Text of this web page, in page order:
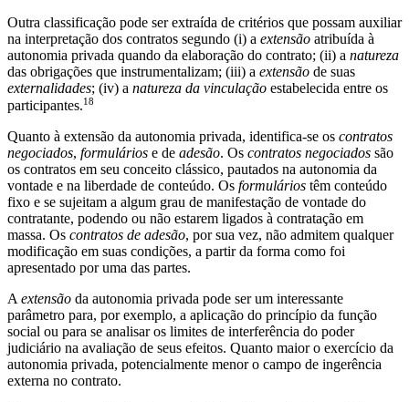
Outra classificação pode ser extraída de critérios que possam auxiliar
na interpretação dos contratos segundo (i) a extensão atribuída à
autonomia privada quando da elaboração do contrato; (ii) a natureza
das obrigações que instrumentalizam; (iii) a extensão de suas
externalidades; (iv) a natureza da vinculação estabelecida entre os
participantes.18
Quanto à extensão da autonomia privada, identifica-se os contratos
negociados, formulários e de adesão. Os contratos negociados são
os contratos em seu conceito clássico, pautados na autonomia da
vontade e na liberdade de conteúdo. Os formulários têm conteúdo
fixo e se sujeitam a algum grau de manifestação de vontade do
contratante, podendo ou não estarem ligados à contratação em
massa. Os contratos de adesão, por sua vez, não admitem qualquer
modificação em suas condições, a partir da forma como foi
apresentado por uma das partes.
A extensão da autonomia privada pode ser um interessante
parâmetro para, por exemplo, a aplicação do princípio da função
social ou para se analisar os limites de interferência do poder
judiciário na avaliação de seus efeitos. Quanto maior o exercício da
autonomia privada, potencialmente menor o campo de ingerência
externa no contrato.